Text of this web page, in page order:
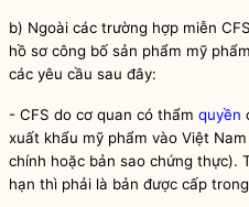
b) Ngoài các trường hợp miễn
hồ sơ công bố sản phẩm mỹ
các yêu cầu sau đây:
- CFS do cơ quan có thẩm quyền
xuất khẩu mỹ phẩm vào Việt
chính hoặc bản sao chứng thực).
hạn thì phải là bản được cấp